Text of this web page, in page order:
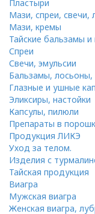
Пластыри
Мази, спреи, свечи,
Мази, кремы
Тайские бальзамы и
Спреи
Свечи, эмульсии
Бальзамы,
Глазные и ушные
Эликсиры, настойки
Капсулы, пилюли
Препараты в
Продукция ЛИКЭ
Уход за телом.
Изделия с
Тайская продукция
Виагра
Мужская виагра
Женская виагра,